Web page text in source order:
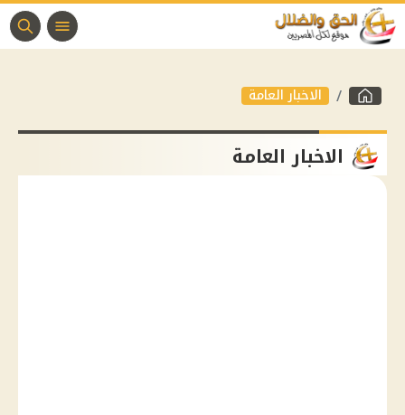
الاخبار العامة
الاخبار العامة